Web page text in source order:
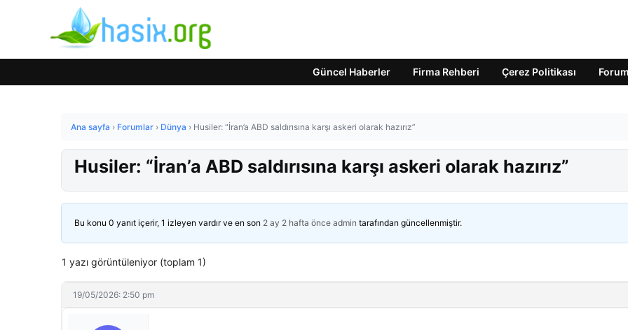
Güncel Haberler Firma Rehberi Çerez Politikası Forum
Ana sayfa › Forumlar › Dünya › Husiler: “İran’a ABD saldırısına karşı askeri olarak hazırız”
Husiler: “İran’a ABD saldırısına karşı askeri olarak hazırız”
Bu konu 0 yanıt içerir, 1 izleyen vardır ve en son 2 ay 2 hafta önce admin tarafından güncellenmiştir.
1 yazı görüntüleniyor (toplam 1)
19/05/2026: 2:50 pm